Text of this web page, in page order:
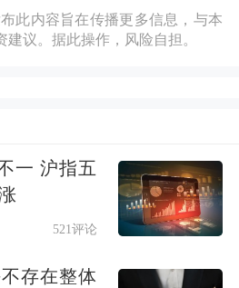
菲特也在排队，我都
”
菲特最喜欢的当地牛
。“早年比尔·盖茨来奥
特开车载他去Gorat’s
此内容旨在传播更多信息，与本
议。据此操作，风险自担。
一 沪指五
521评论
存在整体